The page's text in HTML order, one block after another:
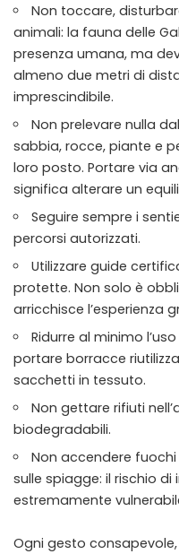
Non toccare,
animali: la fauna delle
presenza umana, ma
almeno due metri di
imprescindibile.
Non prelevare nulla
sabbia, rocce, piante e
loro posto. Portare via
significa alterare un
Seguire sempre i
percorsi autorizzati.
Utilizzare guide
protette. Non solo è
arricchisce l’esperienza
Ridurre al minimo
portare borracce
sacchetti in tessuto.
Non gettare rifiuti
biodegradabili.
Non accendere
sulle spiagge: il rischio di
estremamente
Ogni gesto